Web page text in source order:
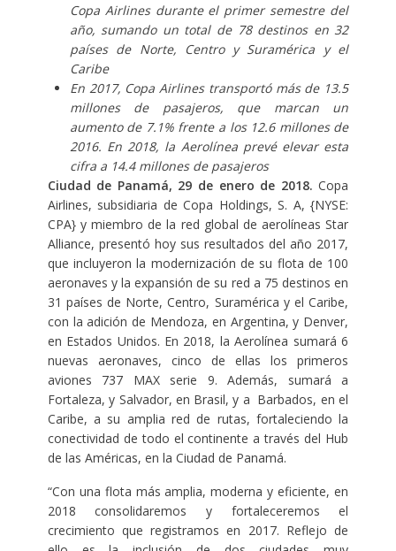
Copa Airlines durante el primer semestre del
año, sumando un total de 78 destinos en 32
países de Norte, Centro y Suramérica y el
Caribe
En 2017, Copa Airlines transportó más de 13.5
millones de pasajeros, que marcan un
aumento de 7.1% frente a los 12.6 millones de
2016. En 2018, la Aerolínea prevé elevar esta
cifra a 14.4 millones de pasajeros
Ciudad de Panamá, 29 de enero de 2018.Copa
Airlines, subsidiaria de Copa Holdings, S. A, {NYSE:
CPA} y miembro de la red global de aerolíneas Star
Alliance, presentó hoy sus resultados del año 2017,
que incluyeron la modernización de su flota de 100
aeronaves y la expansión de su red a 75 destinos en
31 países de Norte, Centro, Suramérica y el Caribe,
con la adición de Mendoza, en Argentina, y Denver,
en Estados Unidos. En 2018, la Aerolínea sumará 6
nuevas aeronaves, cinco de ellas los primeros
aviones 737 MAX serie 9. Además, sumará a
Fortaleza, y Salvador, en Brasil, y a Barbados, en el
Caribe, a su amplia red de rutas, fortaleciendo la
conectividad de todo el continente a través del Hub
de las Américas, en la Ciudad de Panamá.
“Con una flota más amplia, moderna y eficiente, en
2018 consolidaremos y fortaleceremos el
crecimiento que registramos en 2017. Reflejo de